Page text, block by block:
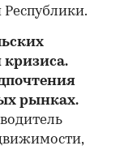
Республики.
кризиса.
рынках.